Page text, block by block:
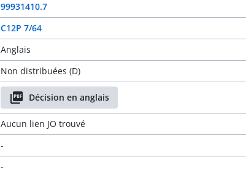
99931410.7
C12P 7/64
Anglais
Non distribuées (D)
Décision en anglais
Aucun lien JO trouvé
-
-